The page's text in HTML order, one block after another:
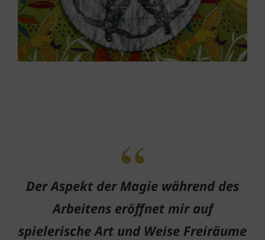
Der Aspekt der Magie während des
Arbeitens eröffnet mir auf
spielerische Art und Weise Freiräume